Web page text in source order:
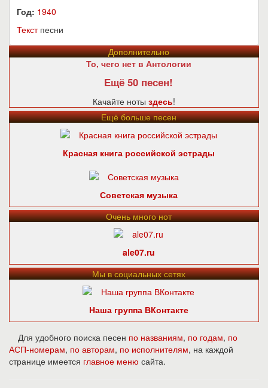
Год: 1940
Текстпесни
Дополнительно
То, чего нет в Антологии
Ещё 50 песен!
Качайте ноты здесь!
Ещё больше песен
Красная книга российской эстрады
Советская музыка
Очень много нот
ale07.ru
Мы в социальных сетях
Наша группа ВКонтакте
Для удобного поиска песен по названиям, по годам, по
АСП-номерам, по авторам, по исполнителям, на каждой
странице имеется главное меню сайта.